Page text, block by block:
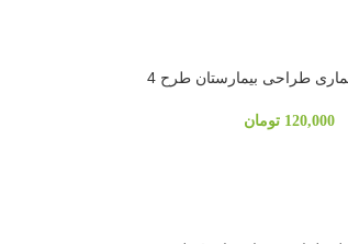
طراحی بیمارستان طرح 4
120,000 تومان